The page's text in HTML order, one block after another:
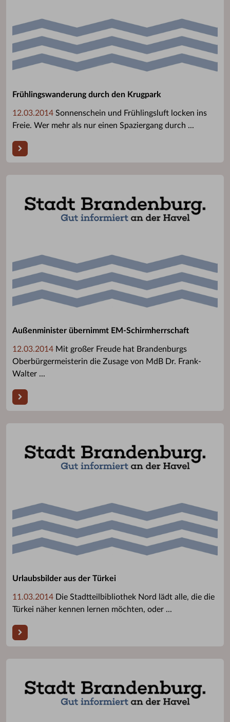
Frühlingswanderung durch den Krugpark
12.03.2014 Sonnenschein und Frühlingsluft locken ins
Freie. Wer mehr als nur einen Spaziergang durch ...
Außenminister übernimmt EM-Schirmherrschaft
12.03.2014 Mit großer Freude hat Brandenburgs
Oberbürgermeisterin die Zusage von MdB Dr. Frank-
Walter ...
Urlaubsbilder aus der Türkei
11.03.2014 Die Stadtteilbibliothek Nord lädt alle, die die
Türkei näher kennen lernen möchten, oder ...